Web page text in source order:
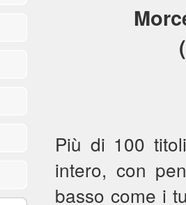
Più di 100
intero, con
basso come i